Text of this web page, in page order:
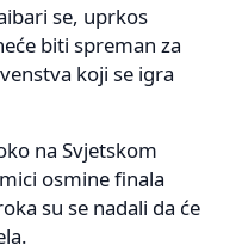
se, uprkos
biti spreman za
koji se igra
na Svjetskom
osmine finala
su se nadali da će